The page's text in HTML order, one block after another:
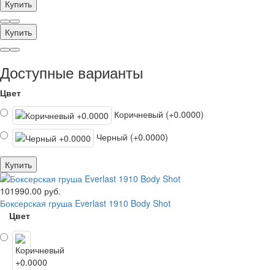
Купить
Купить
Доступные варианты
Цвет
Коричневый (+0.0000)
Черный (+0.0000)
Купить
101990.00 руб.
Боксерская груша Everlast 1910 Body Shot
Цвет